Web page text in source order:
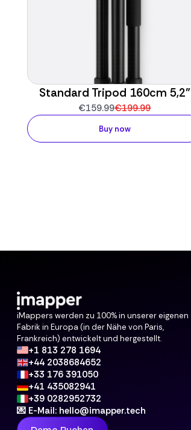
Standard Tripod 160cm 5,2”
€159.99€199.99
Buy now
iMappers werden zu 100% in unserer eigenen
Fabrik in Europa (in der Nähe von Paris,
Frankreich) entwickelt und hergestellt.
+1 813 278 1694
+44 2038684652
+33 176 391050
+41 435082941
+39 0282952732
💌 E-Mail: hello@imapper.tech